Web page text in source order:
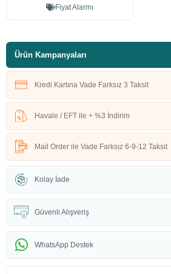
Fiyat Alarmı
Ürün Kampanyaları
Kredi Kartına Vade Farksız 3 Taksit
Havale / EFT ile + %3 İndirim
Mail Order ile Vade Farksız 6-9-12 Taksit
Kolay İade
Güvenli Alışveriş
WhatsApp Destek